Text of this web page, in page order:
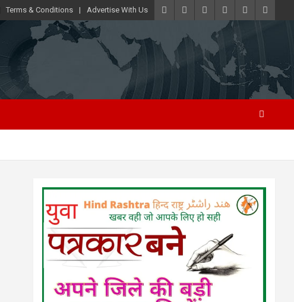
Terms & Conditions Advertise With Us